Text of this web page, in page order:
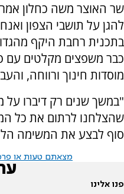
שר האוצר משה כחלון
להגן על תושבי הצפון
בתכנית רחבת היקף
כבר משפצים מקלטים עם
מוסדות חינוך ורווחה,
"במשך שנים רק דיברו על
שהצלחנו לרתום את כל
סוף לבצע את המשימה
מצאתם טעות או
פנו אלינו